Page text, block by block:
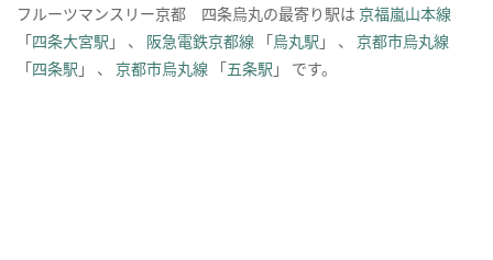
フルーツマンスリー京都 四条烏丸の最寄り駅は 京福嵐山本線
「四条大宮駅 」 、 阪急電鉄京都線 「烏丸駅 」 、 京都市烏丸線
「四条駅 」 、 京都市烏丸線 「五条駅 」 です。